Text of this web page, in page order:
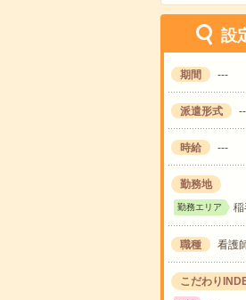
設
期間 ---
派遣形式
時給 ---
勤務地
勤務エリア 稲
職種 看護
こだわり